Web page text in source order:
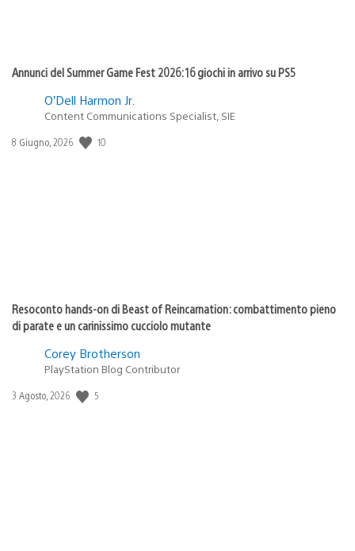
Annunci del Summer Game Fest 2026: 16 giochi in arrivo su PS5
O’Dell Harmon Jr.
Content Communications Specialist, SIE
Data
8 Giugno, 2026 10
Resoconto hands-on di Beast of Reincarnation: combattimento pieno
di parate e un carinissimo cucciolo mutante
Corey Brotherson
PlayStation Blog Contributor
Data
3 Agosto, 2026 5